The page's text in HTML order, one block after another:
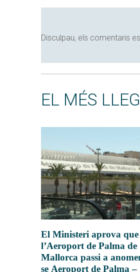
Disculpau, els comentaris
EL MÉS
El Ministeri aprova que
l’Aeroport de Palma de
Mallorca passi a
se Aeroport de Palma –